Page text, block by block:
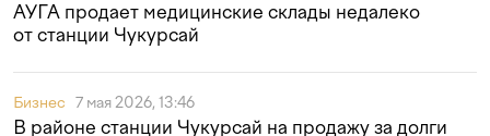
АУГА продает медицинские склады недалеко
от станции Чукурсай
Бизнес 7 мая 2026, 13:46
В районе станции Чукурсай на продажу за долги